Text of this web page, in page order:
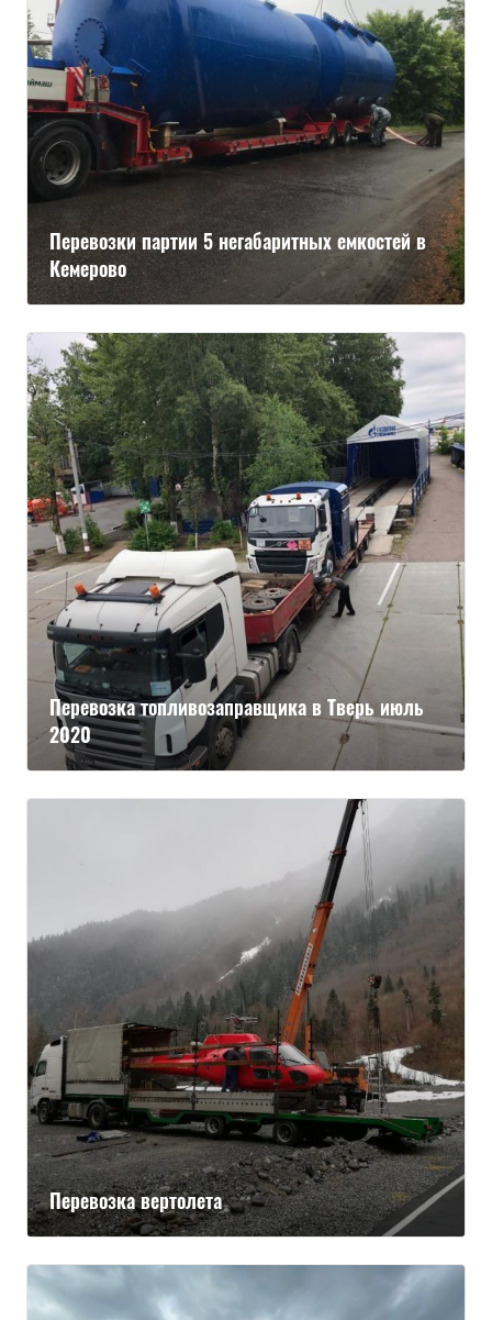
Перевозки партии 5 негабаритных емкостей в
Кемерово
Перевозка топливозаправщика в Тверь июль
2020
Перевозка вертолета